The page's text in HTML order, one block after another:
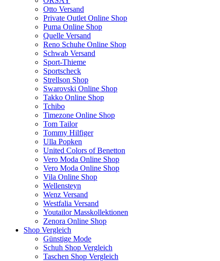
Otto Versand
Private Outlet Online Shop
Puma Online Shop
Quelle Versand
Reno Schuhe Online Shop
Schwab Versand
Sport-Thieme
Sportscheck
Strellson Shop
Swarovski Online Shop
Takko Online Shop
Tchibo
Timezone Online Shop
Tom Tailor
Tommy Hilfiger
Ulla Popken
United Colors of Benetton
Vero Moda Online Shop
Vero Moda Online Shop
Vila Online Shop
Wellensteyn
Wenz Versand
Westfalia Versand
Youtailor Masskollektionen
Zenora Online Shop
Shop Vergleich
Günstige Mode
Schuh Shop Vergleich
Taschen Shop Vergleich